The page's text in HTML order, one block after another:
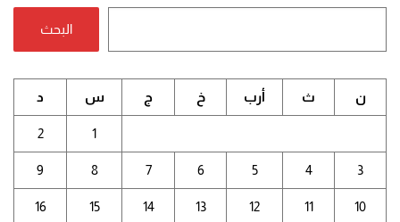
البحث
ن ث أرب خ ج س د
1
2
3
4
5
6
7
8
9
10
11
12
13
14
15
16